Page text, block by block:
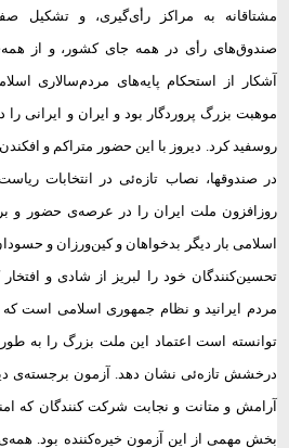
مشتاقانه به مراکز رأی‌گیری، و تشکیل
صندوق‌های رأی در همه جای کشور، و از
آشکار از استحکام پایه‌های مردم‌سالاری
موهبت بزرگ پروردگار بود و ایران و ایرانی
روسفید کرد. دیروز با این حضور متراکم و
در صندوقها، نصاب تازه‌ئی در انتخابات
روزافزون ملت ایران را در عرصه‌ی حضور و
اسلامی بار دیگر بدخواهان و کین‌ورزان و
تحسین‌کنندگان خود را لبریز از شادی و افتخار
مردم ایرانید و نظام جمهوری اسلامی است
توانسته است اعتماد این ملت بزرگ را به
درخشش تازه‌ئی نشان دهد. آزمون برجسته‌ی
آرامش و متانت و نجابت شرکت کنندگان که
بخش مهمی از این آزمون خیره‌کننده بود.